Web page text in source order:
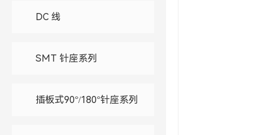
DC 线
SMT 针座系列
插板式90°/180°针座系列